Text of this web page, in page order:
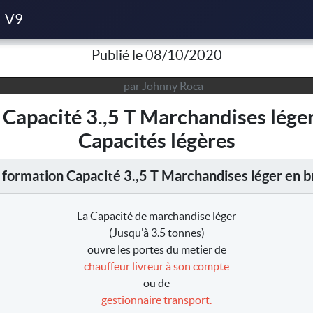
V9
Capacité 3.,5 T Marchandises léger du 08/04/2021 à Paris -
Publié le 08/10/2020
par Johnny Roca
3.,5 T Marchandises
Capacités légères
formation Capacité 3.,5 T Marchandises léger en
La Capacité de marchandise léger
(Jusqu'à 3.5 tonnes)
ouvre les portes du metier de
chauffeur livreur à son compte
ou de
gestionnaire transport.